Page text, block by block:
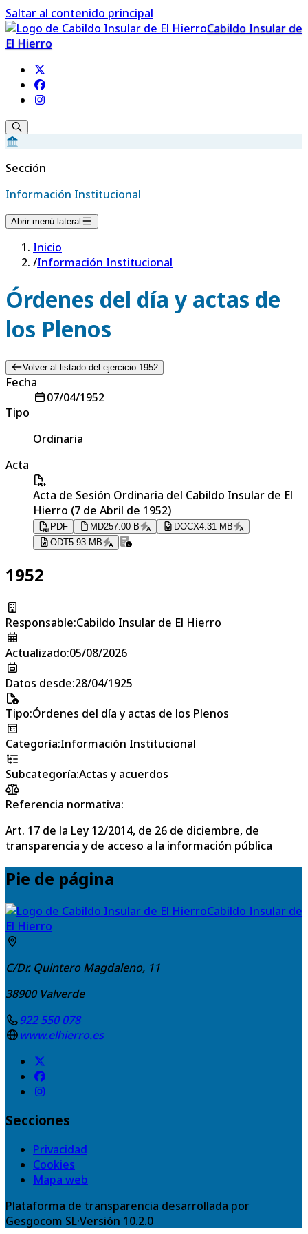
Saltar al contenido principal
Cabildo Insular de
El Hierro
Sección
Información Institucional
Abrir menú lateral
Inicio
/Información Institucional
Órdenes del día y actas de
los Plenos
Volver al listado del ejercicio 1952
Fecha
07/04/1952
Tipo
Ordinaria
Acta
Acta de Sesión Ordinaria del Cabildo Insular de El
Hierro (7 de Abril de 1952)
PDF MD257.00 B DOCX4.31 MB
ODT5.93 MB
1952
Responsable:Cabildo Insular de El Hierro
Actualizado:05/08/2026
Datos desde:28/04/1925
Tipo:Órdenes del día y actas de los Plenos
Categoría:Información Institucional
Subcategoría:Actas y acuerdos
Referencia normativa:
Art. 17 de la Ley 12/2014, de 26 de diciembre, de
transparencia y de acceso a la información pública
Pie de página
Cabildo Insular de
El Hierro
C/Dr. Quintero Magdaleno, 11
38900 Valverde
922 550 078
www.elhierro.es
Secciones
Privacidad
Cookies
Mapa web
Plataforma de transparencia desarrollada por
Gesgocom SL·Versión 10.2.0